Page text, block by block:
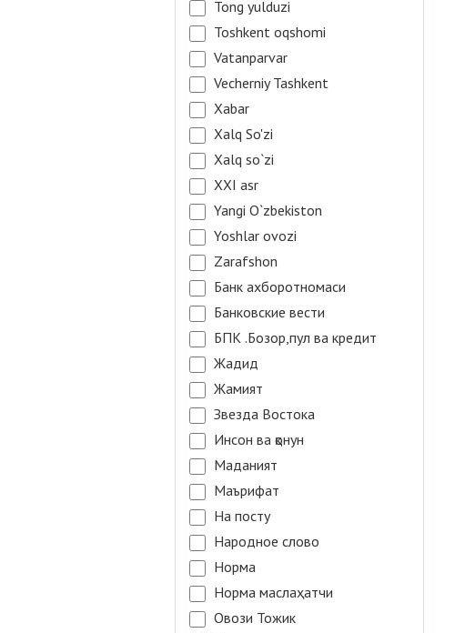
Tong yulduzi
Toshkent oqshomi
Vatanparvar
Vecherniy Tashkent
Xabar
Xalq So'zi
Xalq so`zi
XXI asr
Yangi O`zbekiston
Yoshlar ovozi
Zarafshon
Банк ахборотномаси
Банковские вести
БПК .Бозор,пул ва кредит
Жадид
Жамият
Звезда Востока
Инсон ва қонун
Маданият
Маърифат
На посту
Народное слово
Норма
Норма маслаҳатчи
Овози Тожик